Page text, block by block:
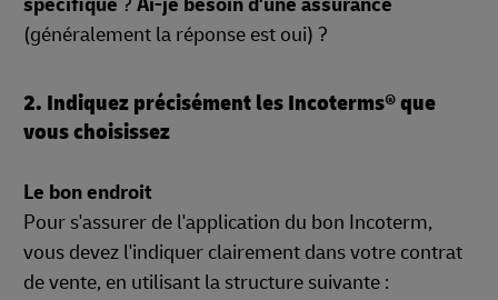
(généralement la réponse est oui) ?
2. Indiquez précisément les Incoterms® que
vous choisissez
Le bon endroit
Pour s'assurer de l'application du bon Incoterm,
vous devez l'indiquer clairement dans votre contrat
de vente, en utilisant la structure suivante :